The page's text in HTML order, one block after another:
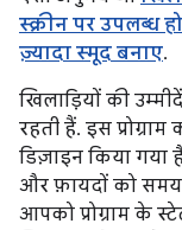
स्क्रीन पर उपलब्ध हो
ज़्यादा स्मूद बनाए.
खिलाड़ियों की
रहती हैं. इस
डिज़ाइन किया गया
और फ़ायदों को
आपको प्रोग्राम के